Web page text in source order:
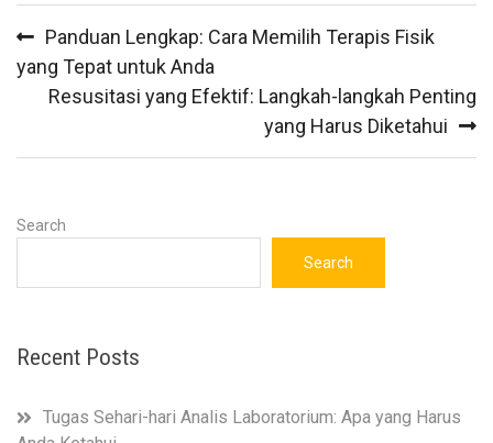
navigation
Panduan Lengkap: Cara Memilih Terapis Fisik
yang Tepat untuk Anda
Resusitasi yang Efektif: Langkah-langkah Penting
yang Harus Diketahui
Search
Search
Recent Posts
Tugas Sehari-hari Analis Laboratorium: Apa yang Harus